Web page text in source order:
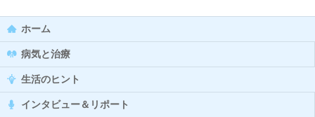
ホーム
病気と治療
生活のヒント
インタビュー＆リポート